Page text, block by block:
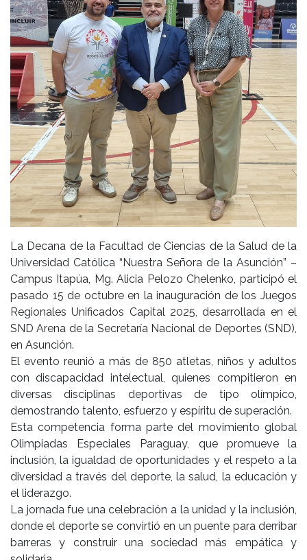
La Decana de la Facultad de Ciencias de la Salud de la
Universidad Católica “Nuestra Señora de la Asunción” –
Campus Itapúa, Mg. Alicia Pelozo Chelenko, participó el
pasado 15 de octubre en la inauguración de los Juegos
Regionales Unificados Capital 2025, desarrollada en el
SND Arena de la Secretaría Nacional de Deportes (SND),
en Asunción.
El evento reunió a más de 850 atletas, niños y adultos
con discapacidad intelectual, quienes compitieron en
diversas disciplinas deportivas de tipo olímpico,
demostrando talento, esfuerzo y espíritu de superación.
Esta competencia forma parte del movimiento global
Olimpiadas Especiales Paraguay, que promueve la
inclusión, la igualdad de oportunidades y el respeto a la
diversidad a través del deporte, la salud, la educación y
el liderazgo.
La jornada fue una celebración a la unidad y la inclusión,
donde el deporte se convirtió en un puente para derribar
barreras y construir una sociedad más empática y